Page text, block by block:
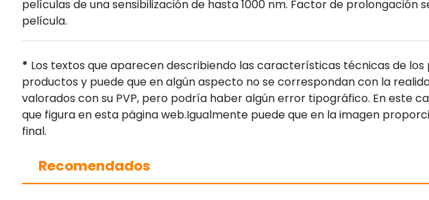
películas de una sensibilización de hasta 1000 nm. Factor de prolongación
película.
* Los textos que aparecen describiendo las características técnicas de
productos y puede que en algún aspecto no se correspondan con la
valorados con su PVP, pero podría haber algún error tipográfico. En
que figura en esta página web.Igualmente puede que en la imagen
final.
Recomendados